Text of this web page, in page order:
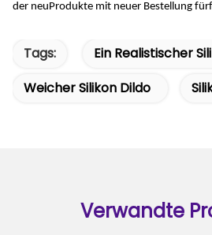
der neuProdukte mit neuer Bestellung für
Tags:
Ein Realistischer
Weicher Silikon Dildo
Verwandte